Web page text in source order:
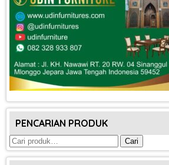
PENCARIAN PRODUK
Pencarian
untuk:
Cari